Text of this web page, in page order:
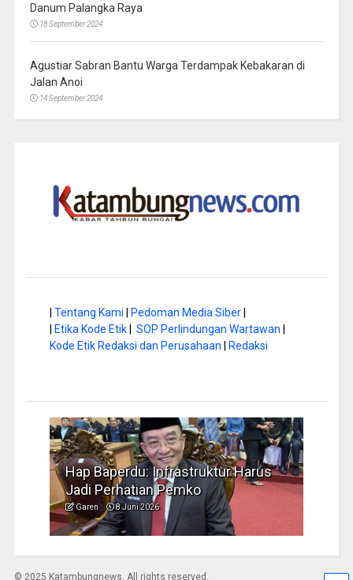
Danum Palangka Raya
18 September 2024
Agustiar Sabran Bantu Warga Terdampak Kebakaran di
Jalan Anoi
14 September 2024
Tentang Kami Pedoman Media Siber|
Etika Kode Etik| SOP Perlindungan Wartawan
Kode Etik Redaksi dan Perusahaan
Redaksi
Musim Kemarau, DPRD Dorong
Pengelolaan Sampah yang Aman
Garen 6 Juni 2026
© 2025 Katambungnews. All rights reserved.